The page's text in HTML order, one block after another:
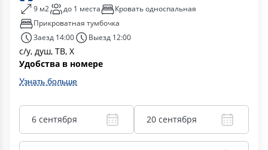
9 м2 до 1 места
Кровать односпальная
Прикроватная тумбочка
Заезд 14:00
Выезд 12:00
с/у, душ, ТВ, Х
Удобства в номере
Узнать больше
6 сентября 20 сентября